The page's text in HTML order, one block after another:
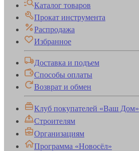
Каталог товаров
Прокат инструмента
Распродажа
Избранное
Доставка и подъем
Способы оплаты
Возврат и обмен
Клуб покупателей «Ваш Дом»
Строителям
Организациям
Программа «Новосёл»